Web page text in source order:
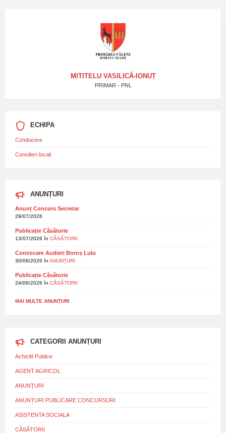
MITITELU VASILICĂ-IONUȚ
PRIMAR - PNL
ECHIPA
Conducere
Consilieri locali
ANUNȚURI
Anunț Concurs Secretar
29/07/2026
Publicație Căsătorie
13/07/2026 în CĂSĂTORII
Convocare Audieri Boroș Lulu
30/06/2026 în ANUNȚURI
Publicație Căsătorie
24/06/2026 în CĂSĂTORII
MAI MULTE ANUNȚURI
CATEGORII ANUNȚURI
Achizitii Publice
AGENT AGRICOL
ANUNȚURI
ANUNȚURI PUBLICARE CONCURSURI
ASISTENTA SOCIALA
CĂSĂTORII